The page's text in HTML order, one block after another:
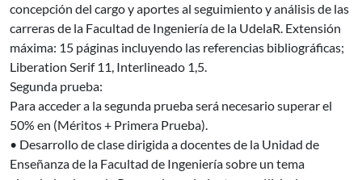
concepción del cargo y aportes al seguimiento y análisis de las
carreras de la Facultad de Ingeniería de la UdelaR. Extensión
máxima: 15 páginas incluyendo las referencias bibliográficas;
Liberation Serif 11, Interlineado 1,5.
Segunda prueba:
Para acceder a la segunda prueba será necesario superar el
50% en (Méritos + Primera Prueba).
• Desarrollo de clase dirigida a docentes de la Unidad de
Enseñanza de la Facultad de Ingeniería sobre un tema